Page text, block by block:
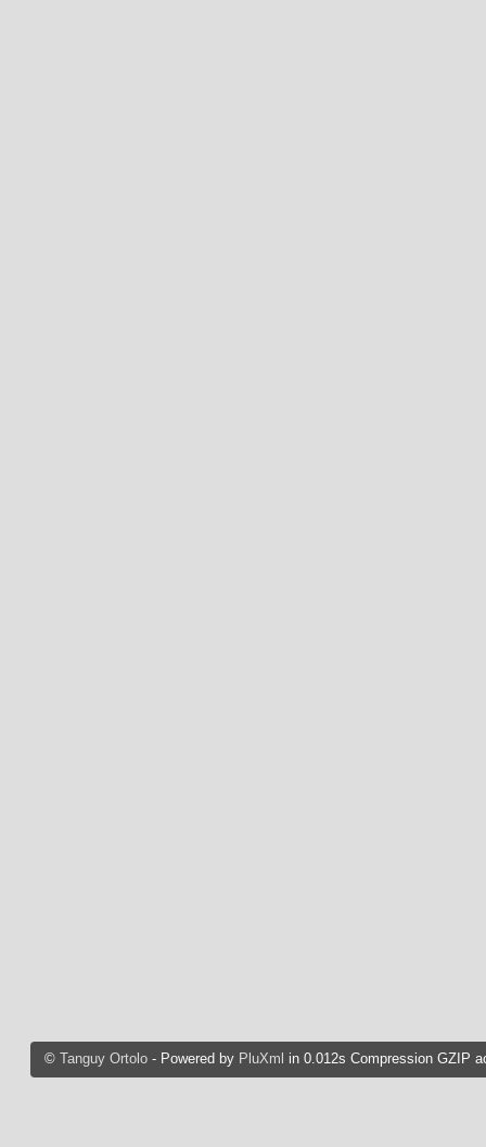
© Tanguy Ortolo- Powered by PluXml in 0.012s Compression GZIP